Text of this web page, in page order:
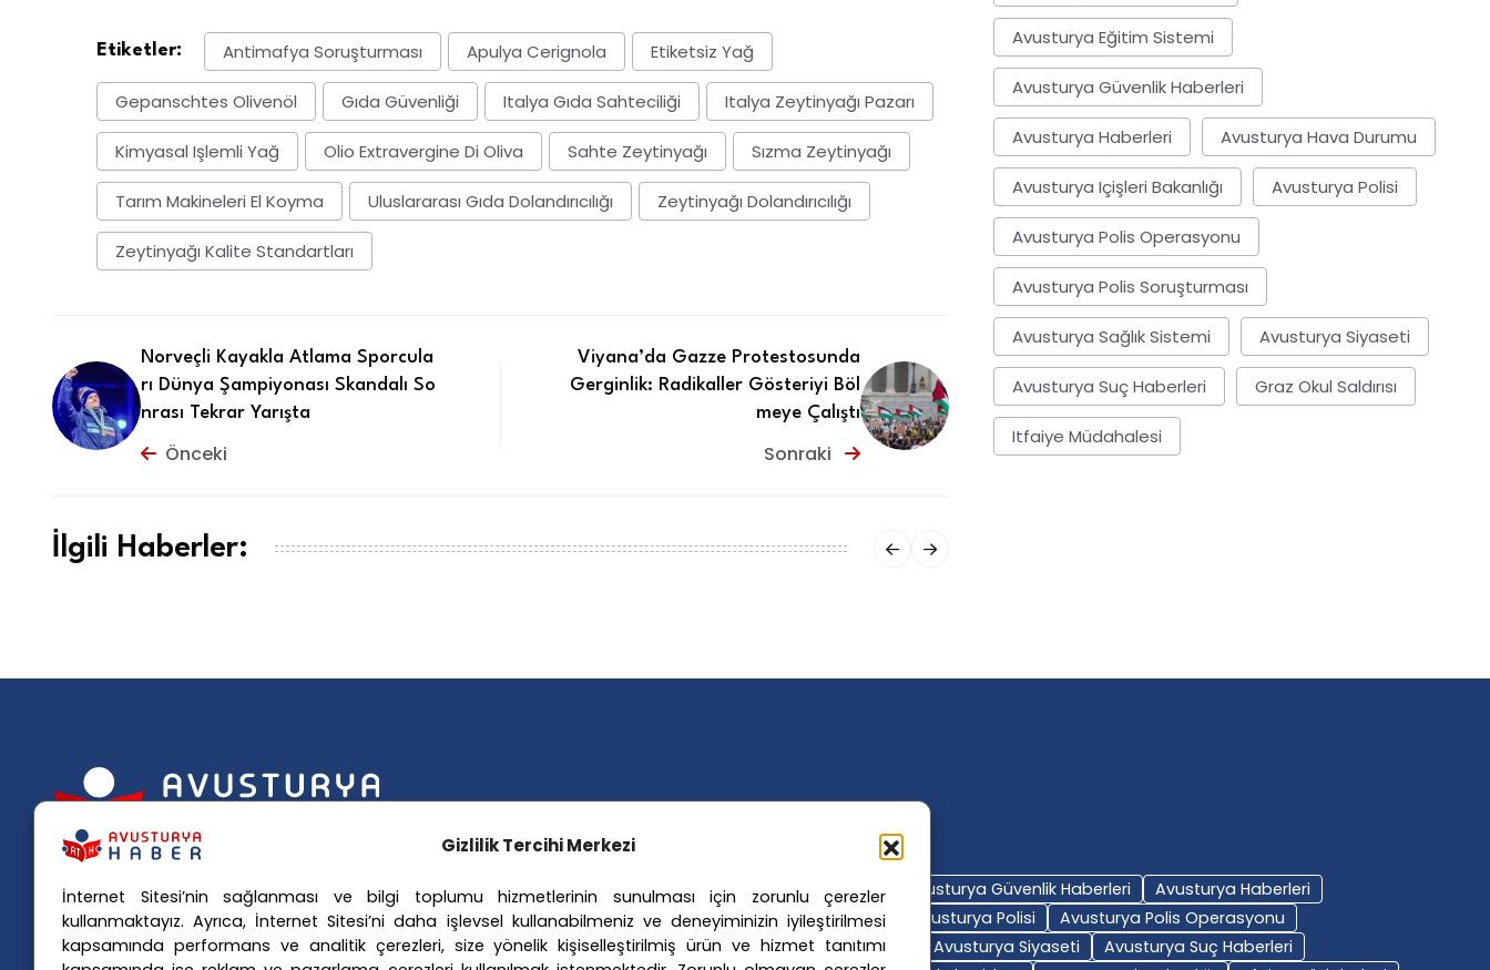
Gizlilik Tercihi Merkezi
İnternet Sitesi’nin sağlanması ve bilgi toplumu hizmetlerinin sunulması için zorunlu çerezler
kullanmaktayız. Ayrıca, İnternet Sitesi’ni daha işlevsel kullanabilmeniz ve deneyiminizin iyileştirilmesi
kapsamında performans ve analitik çerezleri, size yönelik kişiselleştirilmiş ürün ve hizmet tanıtımı
Etiketler: Antimafya Soruşturması Apulya Cerignola Etiketsiz Yağ
Gepanschtes Olivenöl Gıda Güvenliği Italya Gıda Sahteciliği Italya Zeytinyağı Pazarı
Kimyasal Işlemli Yağ Olio Extravergine Di Oliva Sahte Zeytinyağı Sızma Zeytinyağı
Tarım Makineleri El Koyma Uluslararası Gıda Dolandırıcılığı Zeytinyağı Dolandırıcılığı
Zeytinyağı Kalite Standartları
Norveçli Kayakla Atlama Sporcula
rı Dünya Şampiyonası Skandalı So
nrası Tekrar Yarışta
Önceki
Viyana’da Gazze Protestosunda
Gerginlik: Radikaller Gösteriyi Böl
meye Çalıştı
Sonraki
İlgili Haberler:
Avusturya Eğitim Sistemi
Avusturya Güvenlik Haberleri
Avusturya Haberleri Avusturya Hava Durumu
Avusturya Içişleri Bakanlığı Avusturya Polisi
Avusturya Polis Operasyonu
Avusturya Polis Soruşturması
Avusturya Sağlık Sistemi Avusturya Siyaseti
Avusturya Suç Haberleri Graz Okul Saldırısı
Itfaiye Müdahalesi
Avusturya basınındaki haberleri
anında Türkçe'ye çevirerek,
Avusturya'da yaşayan Türklerin ülke
Avusturya Adalet Sistemi Avusturya Eğitim Sistemi Avusturya Güvenlik Haberleri
Avusturya Haberleri
Avusturya Hava Durumu
Avusturya Içişleri Bakanlığı Avusturya Polisi
Avusturya Polis Operasyonu
Avusturya Polis Soruşturması
Avusturya Sağlık Sistemi Avusturya Siyaseti
Avusturya Suç Haberleri